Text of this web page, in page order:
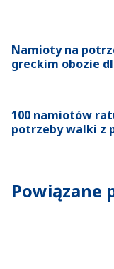
Namioty na
greckim obozie
100 namiotów
potrzeby walki z
Powiązane